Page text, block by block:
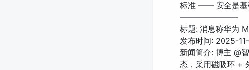
标准 —— 安全是基
———————-
标题: 消息称华为
发布时间: 2025-
新闻简介: 博主 @
态，采用磁吸环 +